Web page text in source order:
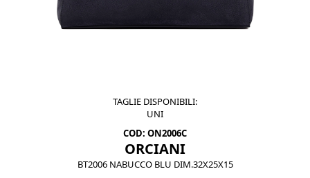
TAGLIE DISPONIBILI:
UNI
COD: ON2006C
ORCIANI
BT2006 NABUCCO BLU DIM.32X25X15